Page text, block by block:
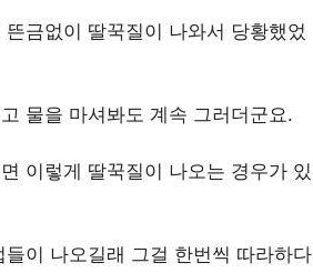
금없이 딸꾹질이 나와서 당황했었
물을 마셔봐도 계속 그러더군요.
이렇게 딸꾹질이 나오는 경우가 있
이 나오길래 그걸 한번씩 따라하다